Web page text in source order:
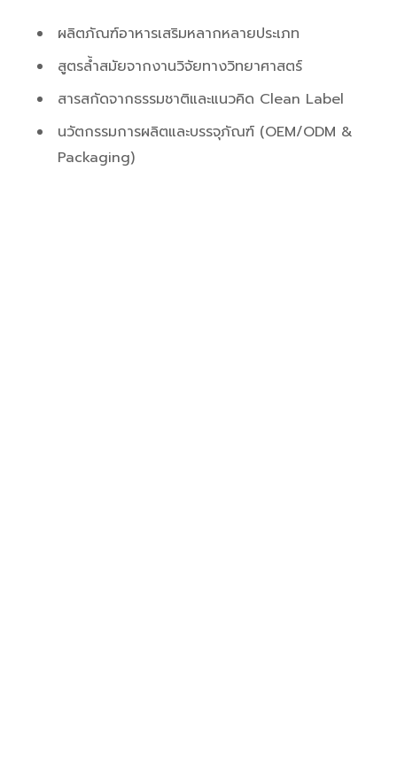
ไปกันต่อ กับSupplement zoneอีกหนึ่งโซนจัดแสดง
แบบองค์รวม บอกเลยว่าใครที่กำลังมีแพลนกลับมาดูแล
สุขภาพและเริ่มต้นปรับการกินให้มีคุณภาพมากยิ่งขึ้นจะต้อง